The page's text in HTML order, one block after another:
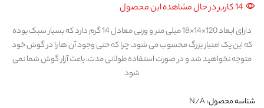
14 کاربر در حال مشاهده این محصول
دارای ابعاد 120×14×18 میلی ‌متر و وزنی معادل 14 گرم دارد که بسیار سبک بوده
که این یک امتیاز بزرگ محسوب می شود، چرا که حتی وجود آن ها را در گوش خود
متوجه نخواهید شد و در صورت استفاده طولانی مدت، باعث آزار گوش شما نمی
شود
شناسه محصول:N/A